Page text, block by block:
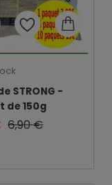
STRONG -
de 150g
Prix de base
6,90 €Prix